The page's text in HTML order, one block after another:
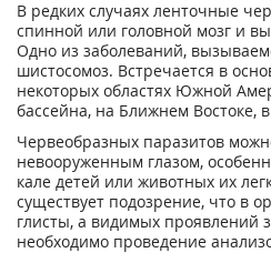
В редких случаях ленточные
спинной или головной мозг и
Одно из заболеваний,
шистосомоз. Встречается в
некоторых областях Южной
бассейна, на Ближнем Востоке,
Червеобразных паразитов
невооруженным глазом,
кале детей или животных их
существует подозрение, что в
глисты, а видимых проявлений
необходимо проведение